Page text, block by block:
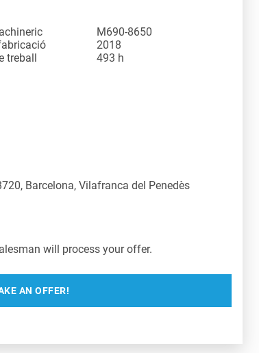
M690-8650
2018
treball
493 h
Barcelona, Vilafranca del Penedès
will process your offer.
AN OFFER!